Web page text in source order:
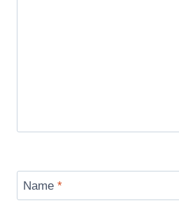
|
i
Name *